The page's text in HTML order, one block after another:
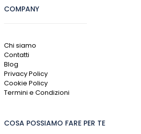
COMPANY
Chi siamo
Contatti
Blog
Privacy Policy
Cookie Policy
Termini e Condizioni
COSA POSSIAMO FARE PER TE